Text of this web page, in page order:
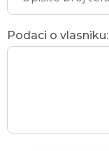
Podaci o vlasniku: